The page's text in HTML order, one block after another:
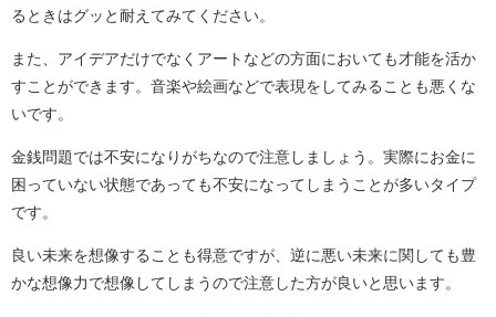
るときはグッと耐えてみてください。
また、アイデアだけでなくアートなどの方面においても才能を活か
すことができます。音楽や絵画などで表現をしてみることも悪くな
いです。
金銭問題では不安になりがちなので注意しましょう。実際にお金に
困っていない状態であっても不安になってしまうことが多いタイプ
です。
良い未来を想像することも得意ですが、逆に悪い未来に関しても豊
かな想像力で想像してしまうので注意した方が良いと思います。